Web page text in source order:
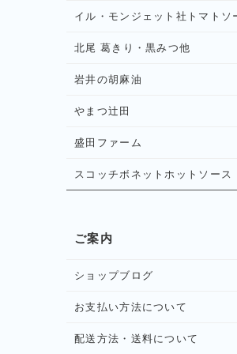
イル・モンジェット社トマトソ
北尾 葛きり・黒みつ他
岩井の胡麻油
やまつ辻田
盛田ファーム
スコッチボネットホットソース
ご案内
ショップブログ
お支払い方法について
配送方法・送料について